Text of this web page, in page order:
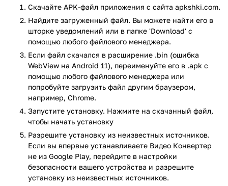
Надоело копировать на компьютер видеоролики, чтобы
конвертировать их в нужный формат? Тогда это
приложение будет вам полезно. С его помощью, вы
сможете всего в несколько тапов преобразовывать
видеоролики между практически любыми форматами, В
числе дополнительных возможностей, стоит отметить
возможность изменить название выходного файла,
изменить битрейт или аудио/видео кодек, а также
отредактировать матаданные, без использования
стороннего ПО. Не смотря на наличие дополнительных
возможностей, программа очень проста в использовании,
а максимально простой и понятный интерфейс, в котором
не придется долго разбираться, поможет быстро
приступить к работе,
Что предлагает эта программа:
Скачайте APK-файл приложения с сайта apkshki.com.
Найдите загруженный файл. Вы можете найти его в
шторке уведомлений или в папке 'Download' с
помощью любого файлового менеджера.
Если файл скачался в расширение .bin (ошибка
WebView на Android 11), переименуйте его в .apk с
помощью любого файлового менеджера или
попробуйте загрузить файл другим браузером,
например, Chrome.
Запустите установку. Нажмите на скачанный файл,
чтобы начать установку
Разрешите установку из неизвестных источников.
Если вы впервые устанавливаете Видео Конвертер
не из Google Play, перейдите в настройки
безопасности вашего устройства и разрешите
установку из неизвестных источников.